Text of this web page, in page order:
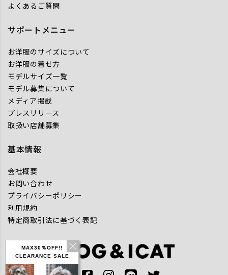
MAX30％OFF!!
CLEARANCE SALE
よくあるご質問
サポートメニュー
お洋服のサイズについて
お洋服の着せ方
モデルサイズ一覧
モデル募集について
メディア掲載
プレスリリース
取扱い店舗募集
基本情報
会社概要
お問い合わせ
プライバシーポリシー
利用規約
特定商取引法に基づく表記